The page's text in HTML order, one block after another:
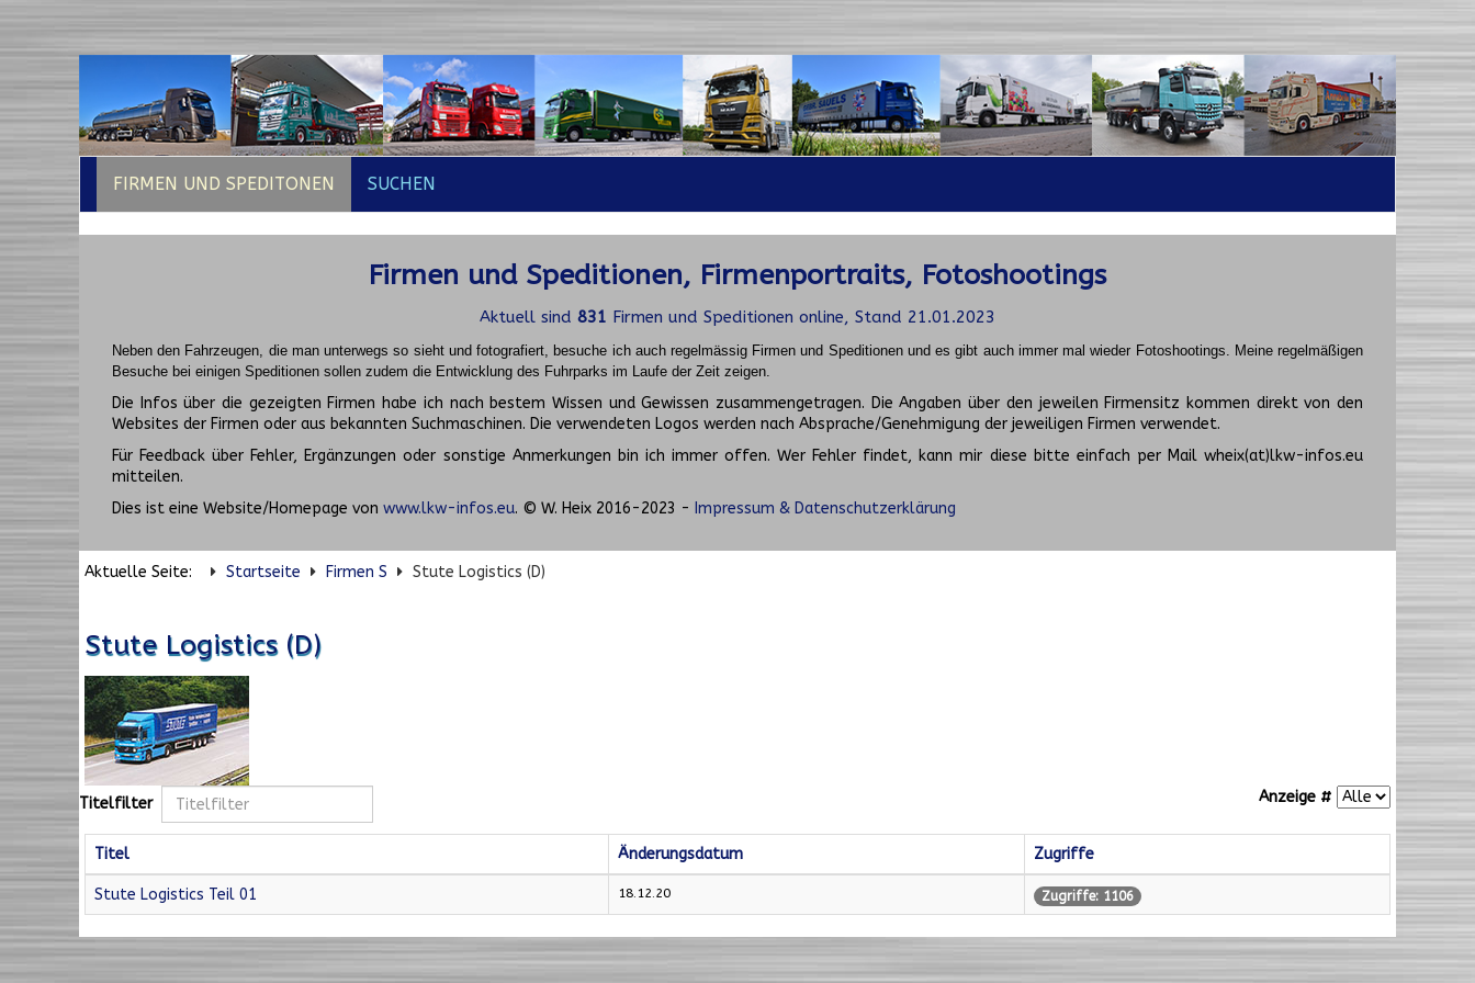
FIRMEN UND SPEDITONEN SUCHEN
Firmen und Speditionen, Firmenportraits, Fotoshootings
Aktuell sind 831 Firmen und Speditionen online, Stand 21.01.2023
Neben den Fahrzeugen, die man unterwegs so sieht und fotografiert, besuche ich auch regelmässig Firmen und Speditionen und es gibt auch immer mal wieder Fotoshootings. Meine regelmäßigen
Besuche bei einigen Speditionen sollen zudem die Entwicklung des Fuhrparks im Laufe der Zeit zeigen.
Die Infos über die gezeigten Firmen habe ich nach bestem Wissen und Gewissen zusammengetragen. Die Angaben über den jeweilen Firmensitz kommen direkt von den
Websites der Firmen oder aus bekannten Suchmaschinen. Die verwendeten Logos werden nach Absprache/Genehmigung der jeweiligen Firmen verwendet.
Für Feedback über Fehler, Ergänzungen oder sonstige Anmerkungen bin ich immer offen. Wer Fehler findet, kann mir diese bitte einfach per Mail wheix(at)lkw-infos.eu
mitteilen.
Dies ist eine Website/Homepage von www.lkw-infos.eu. © W. Heix 2016-2023 - Impressum & Datenschutzerklärung
Aktuelle Seite: Startseite Firmen S Stute Logistics (D)
Stute Logistics (D)
Titelfilter Anzeige #
Titel Änderungsdatum Zugriffe
Stute Logistics Teil 01 18.12.20 Zugriffe: 1106